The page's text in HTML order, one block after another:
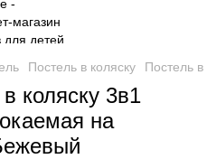
Постель в коляску Постель
коляску 3в1
на